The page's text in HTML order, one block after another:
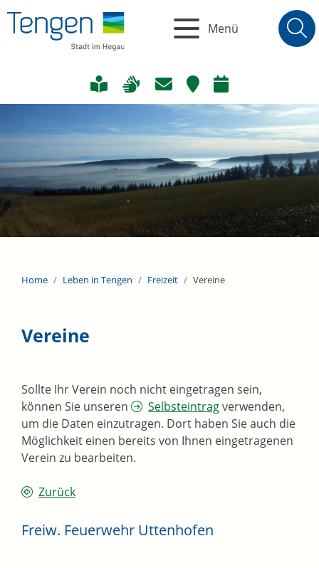
Menü
Home Leben in Tengen Freizeit Vereine
Vereine
Sollte Ihr Verein noch nicht eingetragen sein,
können Sie unseren
Selbsteintragverwenden,
um die Daten einzutragen. Dort haben Sie auch die
Möglichkeit einen bereits von Ihnen eingetragenen
Verein zu bearbeiten.
Zurück
Freiw. Feuerwehr Uttenhofen